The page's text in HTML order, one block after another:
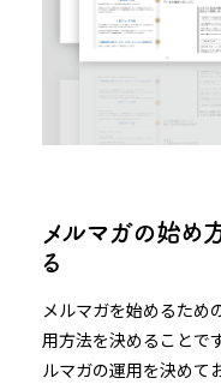
メルマガの始め
る
メルマガを始めるため
用方法を決めることで
ルマガの運用を決めて